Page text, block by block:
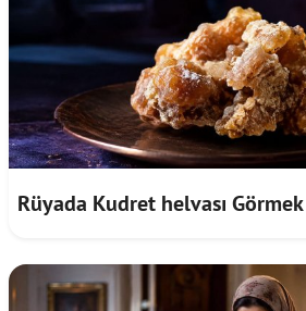
Rüyada Kudret helvası Görmek